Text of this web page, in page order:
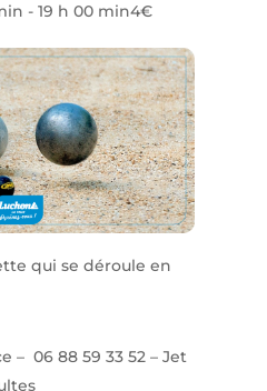
- 19 h 00 min4€
qui se déroule en
– 06 88 59 33 52 – Jet